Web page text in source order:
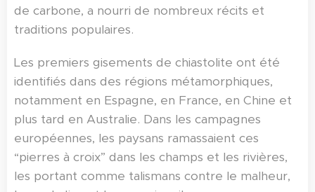
de carbone, a nourri de nombreux récits et
traditions populaires.
Les premiers gisements de chiastolite ont été
identifiés dans des régions métamorphiques,
notamment en Espagne, en France, en Chine et
plus tard en Australie. Dans les campagnes
européennes, les paysans ramassaient ces
“pierres à croix” dans les champs et les rivières,
les portant comme talismans contre le malheur,